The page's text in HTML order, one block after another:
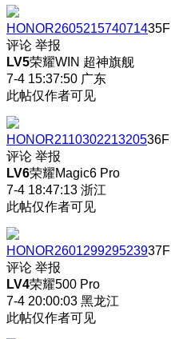
HONOR260521574071435F
评论 举报
LV5荣耀WIN 超神旗舰
7-4 15:37:50 广东
此帖仅作者可见
HONOR211030221320536F
评论 举报
LV6荣耀Magic6 Pro
7-4 18:47:13 浙江
此帖仅作者可见
HONOR260129929523937F
评论 举报
LV4荣耀500 Pro
7-4 20:00:03 黑龙江
此帖仅作者可见